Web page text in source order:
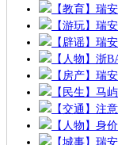
【教育】瑞
【游玩】瑞
【辟谣】瑞
【人物】浙
【房产】瑞
【民生】马
【交通】注
【人物】身
【城事】瑞